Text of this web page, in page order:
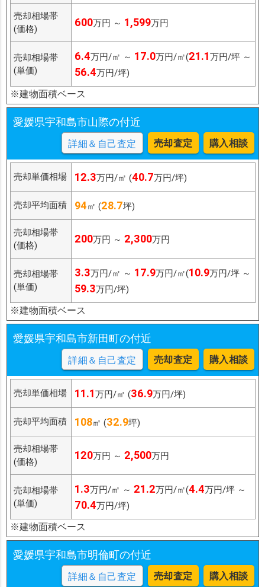
売却相場帯
(価格)
600万円 ～ 1,599万円
売却相場帯
(単価)
6.4万円/㎡ ～ 17.0万円/㎡(21.1万円/坪 ～
56.4万円/坪)
※建物面積ベース
愛媛県宇和島市山際の付近
詳細＆自己査定 売却査定 購入相談
売却単価相場 12.3万円/㎡ (40.7万円/坪)
売却平均面積 94㎡ (28.7坪)
売却相場帯
(価格)
200万円 ～ 2,300万円
売却相場帯
(単価)
3.3万円/㎡ ～ 17.9万円/㎡(10.9万円/坪 ～
59.3万円/坪)
※建物面積ベース
愛媛県宇和島市新田町の付近
詳細＆自己査定 売却査定 購入相談
売却単価相場 11.1万円/㎡ (36.9万円/坪)
売却平均面積 108㎡ (32.9坪)
売却相場帯
(価格)
120万円 ～ 2,500万円
売却相場帯
(単価)
1.3万円/㎡ ～ 21.2万円/㎡(4.4万円/坪 ～
70.4万円/坪)
※建物面積ベース
愛媛県宇和島市明倫町の付近
詳細＆自己査定 売却査定 購入相談